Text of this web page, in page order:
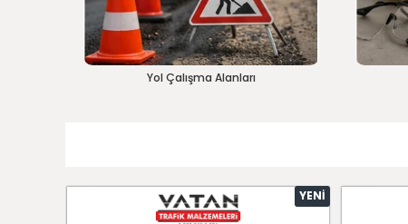
Yol Çalışma Alanları
YENI